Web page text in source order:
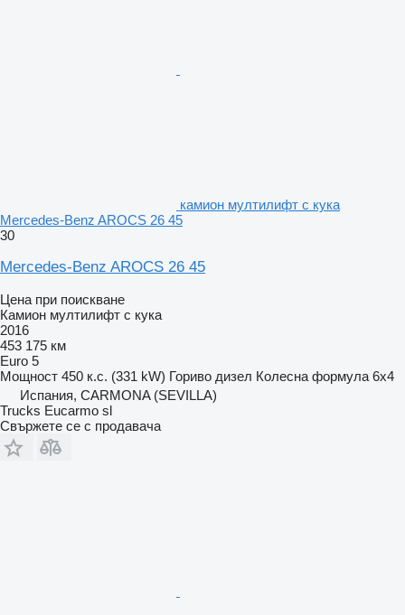
камион мултилифт с кука
Mercedes-Benz AROCS 26 45
30
Mercedes-Benz AROCS 26 45
Цена при поискване
Камион мултилифт с кука
2016
453 175 км
Euro 5
Мощност 450 к.с. (331 kW) Гориво дизел Колесна формула 6x4
Испания, CARMONA (SEVILLA)
Trucks Eucarmo sl
Свържете се с продавача